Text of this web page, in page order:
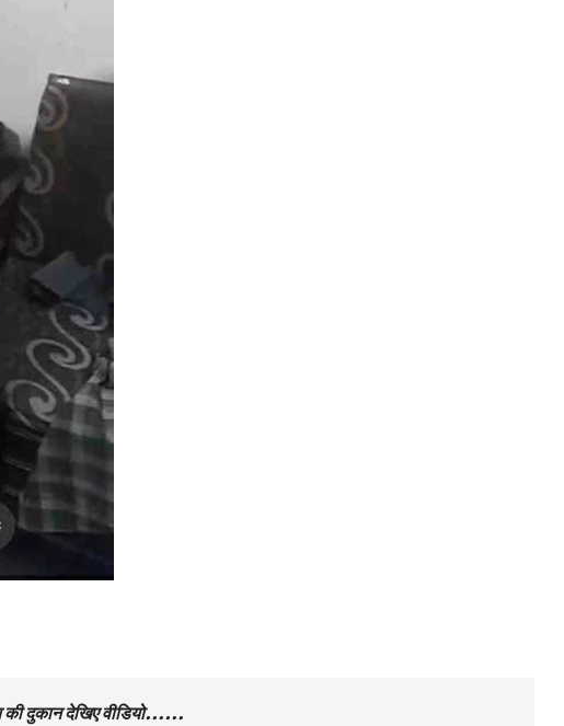
की दुकान देखिए वीडियो……